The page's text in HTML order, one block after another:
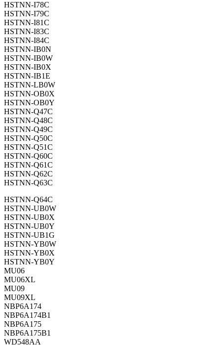
HSTNN-I78C
HSTNN-I79C
HSTNN-I81C
HSTNN-I83C
HSTNN-I84C
HSTNN-IB0N
HSTNN-IB0W
HSTNN-IB0X
HSTNN-IB1E
HSTNN-LB0W
HSTNN-OB0X
HSTNN-OB0Y
HSTNN-Q47C
HSTNN-Q48C
HSTNN-Q49C
HSTNN-Q50C
HSTNN-Q51C
HSTNN-Q60C
HSTNN-Q61C
HSTNN-Q62C
HSTNN-Q63C
HSTNN-Q64C
HSTNN-UB0W
HSTNN-UB0X
HSTNN-UB0Y
HSTNN-UB1G
HSTNN-YB0W
HSTNN-YB0X
HSTNN-YB0Y
MU06
MU06XL
MU09
MU09XL
NBP6A174
NBP6A174B1
NBP6A175
NBP6A175B1
WD548AA